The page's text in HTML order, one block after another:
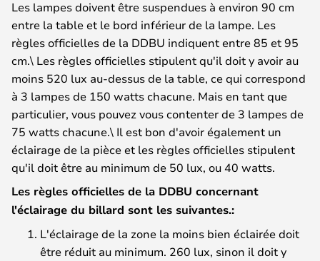
Les lampes doivent être suspendues à environ 90 cm
entre la table et le bord inférieur de la lampe. Les
règles officielles de la DDBU indiquent entre 85 et 95
cm.\ Les règles officielles stipulent qu'il doit y avoir au
moins 520 lux au-dessus de la table, ce qui correspond
à 3 lampes de 150 watts chacune. Mais en tant que
particulier, vous pouvez vous contenter de 3 lampes de
75 watts chacune.\ Il est bon d'avoir également un
éclairage de la pièce et les règles officielles stipulent
qu'il doit être au minimum de 50 lux, ou 40 watts.
Les règles officielles de la DDBU concernant
l'éclairage du billard sont les suivantes.:
L'éclairage de la zone la moins bien éclairée doit
être réduit au minimum. 260 lux, sinon il doit y